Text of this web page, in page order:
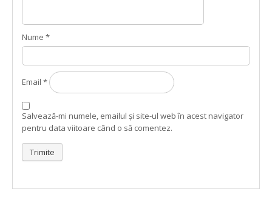
Nume *
Email *
Salvează-mi numele, emailul și site-ul web în acest navigator
pentru data viitoare când o să comentez.